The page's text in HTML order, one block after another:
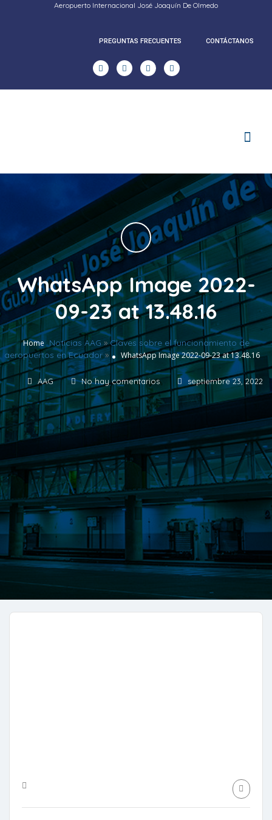
Aeropuerto Internacional José Joaquín De Olmedo
PREGUNTAS FRECUENTES CONTÁCTANOS
WhatsApp Image 2022-
09-23 at 13.48.16
Home Noticias AAG »Claves sobre el funcionamiento de
aeropuertos en Ecuador» WhatsApp Image 2022-09-23 at 13.48.16
AAG No hay comentarios septiembre 23, 2022